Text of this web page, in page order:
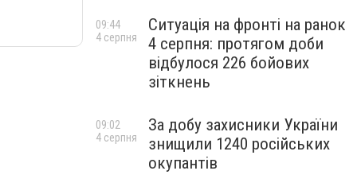
Ситуація на фронті на ранок
4 серпня: протягом доби
відбулося 226 бойових
зіткнень
09:44
4 серпня
За добу захисники України
знищили 1240 російських
окупантів
09:02
4 серпня